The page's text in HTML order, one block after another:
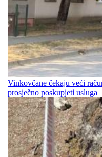
Vinkovčane čekaju veći
prosječno poskupjeti usluga